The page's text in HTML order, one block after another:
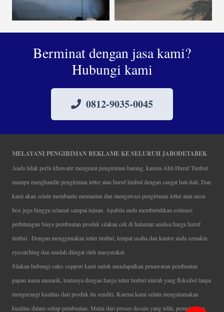
Berminat dengan jasa kami?
Hubungi kami
0812-9035-0045
MELAYANI PENGIRIMAN REKLAME KE SELURUH JABODETABEK
Anda tidak perlu khawatir mengenai pengiriman barang, karena Ahli Huruf Timbul
mampu menghandle pengiriman letter atau huruf timbul dengan sangat hati-hati. Dan
kami akan selalu membantu memantau dan mengawasi pengiriman letter atau neon
box juga hingga selamat sampai tujuan. Apabila anda membutuhkan estimasi
perhitungan biaya pembuatan produk silakan cek di halaman analisa harga huruf
timbul . Dengan menggunakan letter timbul, tempat usaha dan kantor anda semakin
eyecatching dan mudah diingat oleh masyarakat.
Silakan hubungi sales support kami untuk mendapatkan penawaran pembuatan
papan nama menarik, tentunya dengan harga letter timbul murah yang fleksibel tanpa
mengurangi kualitas dari produk itu sendiri. Karena kami selalu mengutamakan
kualitas dalam setiap pembuatan. Mulai dari proses desain yang teliti, pemotongan